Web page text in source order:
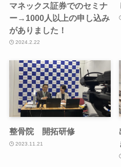
マネックス証券でのセミナ
ー→1000人以上の申し込み
がありました！
2024.2.22
整骨院 開拓研修
2023.11.21